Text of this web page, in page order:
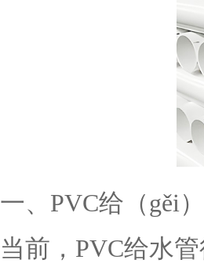
一、PVC给（gěi
当前，PVC给水